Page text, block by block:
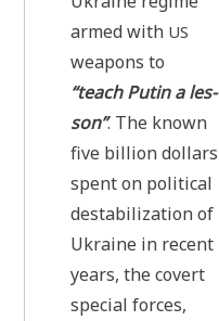
armed with US
wea­pons to
“teach Putin a les­
son”. The known
five bil­li­on dol­lars
spent on poli­ti­cal
desta­bi­lizati­on of
Ukrai­ne in recent
years, the covert
spe­cial forces,